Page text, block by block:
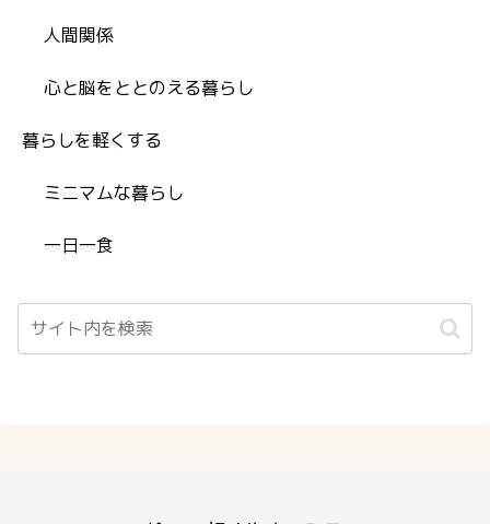
人間関係
心と脳をととのえる暮らし
暮らしを軽くする
ミニマムな暮らし
一日一食